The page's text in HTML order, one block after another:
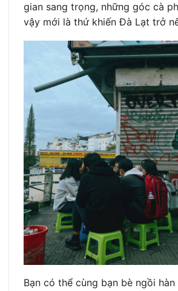
gian sang trọng, những góc cà
vậy mới là thứ khiến Đà Lạt trở
Bạn có thể cùng bạn bè ngồi